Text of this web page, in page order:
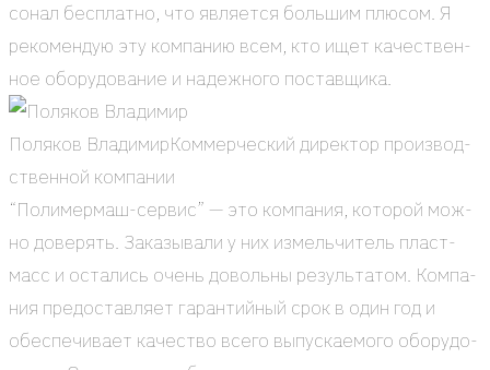
со­нал бес­плат­но, что явля­ет­ся боль­шим плю­сом. Я
реко­мен­дую эту ком­па­нию всем, кто ищет каче­ствен­
ное обо­ру­до­ва­ние и надеж­но­го постав­щи­ка.
Поля­ков Вла­ди­мирКом­мер­че­ский дирек­тор про­из­вод­
ствен­ной ком­па­нии
“Поли­мер­маш-сер­вис” — это ком­па­ния, кото­рой мож­
но дове­рять. Зака­зы­ва­ли у них измель­чи­тель пласт­
масс и оста­лись очень доволь­ны резуль­та­том. Ком­па­
ния предо­став­ля­ет гаран­тий­ный срок в один год и
обес­пе­чи­ва­ет каче­ство все­го выпус­ка­е­мо­го обо­ру­до­